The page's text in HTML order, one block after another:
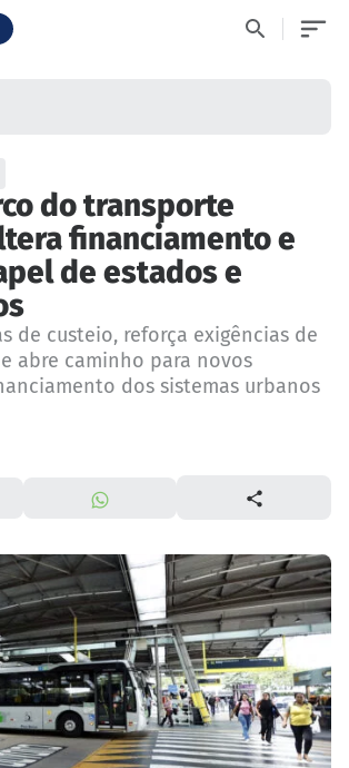
do transporte
financiamento e
de estados e
de custeio, reforça exigências de
abre caminho para novos
dos sistemas urbanos